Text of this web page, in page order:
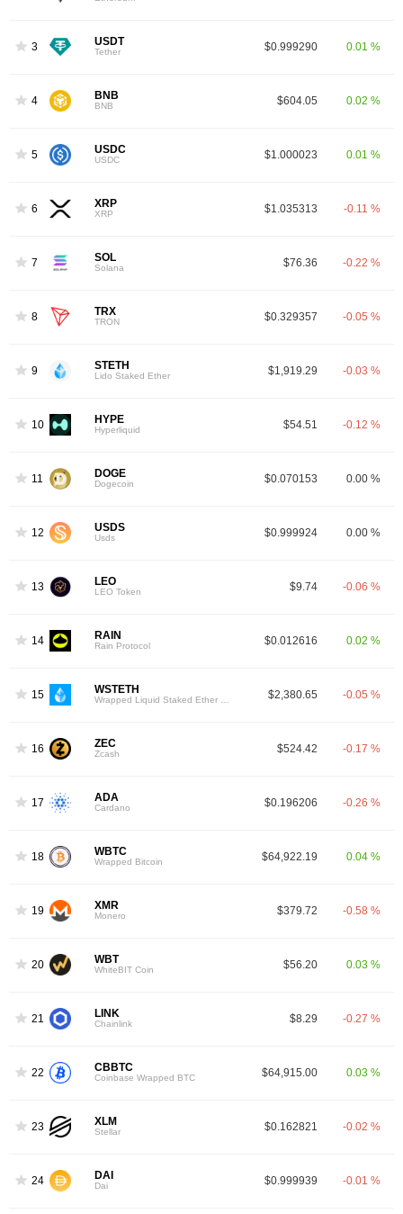
3 USDT
Tether $0.999290 0.01 %
4 BNB
BNB $604.05 0.02 %
5 USDC
USDC $1.000023 0.01 %
6 XRP
XRP $1.035313 -0.11 %
7 SOL
Solana $76.36 -0.22 %
8 TRX
TRON $0.329357 -0.05 %
9 STETH
Lido Staked Ether $1,919.29 -0.03 %
10 HYPE
Hyperliquid $54.51 -0.12 %
11 DOGE
Dogecoin $0.070153 0.00 %
12 USDS
Usds $0.999924 0.00 %
13 LEO
LEO Token $9.74 -0.06 %
14 RAIN
Rain Protocol $0.012616 0.02 %
15 WSTETH $2,380.65 -0.05 %
16 ZEC
Zcash $524.42 -0.17 %
17 ADA
Cardano $0.196206 -0.26 %
18 WBTC
Wrapped Bitcoin $64,922.19 0.04 %
19 XMR
Monero $379.72 -0.58 %
20 WBT
WhiteBIT Coin $56.20 0.03 %
21 LINK
Chainlink $8.29 -0.27 %
22 CBBTC
Coinbase Wrapped BTC $64,915.00 0.03 %
23 XLM
Stellar $0.162821 -0.02 %
24 DAI
Dai $0.999939 -0.01 %